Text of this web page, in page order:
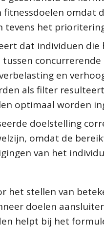
fitnessdoelen omdat
tevens het
dat individuen
en
als filter
optimaal worden
doelstelling
omdat de
van het
het stellen van
doelen
helpt bij het